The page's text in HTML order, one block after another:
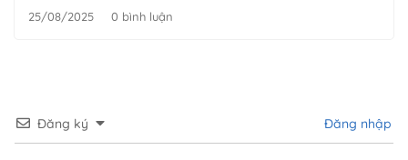
25/08/2025 0 bình luận
Đăng ký Đăng nhập